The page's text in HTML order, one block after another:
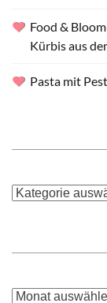
Food &
Kürbis aus
Pasta mit
Kategorien
Archiv